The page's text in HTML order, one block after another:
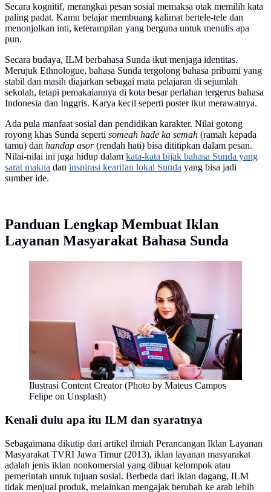
Secara kognitif, merangkai pesan sosial memaksa otak memilih kata
paling padat. Kamu belajar membuang kalimat bertele-tele dan
menonjolkan inti, keterampilan yang berguna untuk menulis apa
pun.
Secara budaya, ILM berbahasa Sunda ikut menjaga identitas.
Merujuk Ethnologue, bahasa Sunda tergolong bahasa pribumi yang
stabil dan masih diajarkan sebagai mata pelajaran di sejumlah
sekolah, tetapi pemakaiannya di kota besar perlahan tergerus bahasa
Indonesia dan Inggris. Karya kecil seperti poster ikut merawatnya.
Ada pula manfaat sosial dan pendidikan karakter. Nilai gotong
royong khas Sunda seperti someah hade ka semah (ramah kepada
tamu) dan handap asor(rendah hati) bisa dititipkan dalam pesan.
Nilai-nilai ini juga hidup dalam kata-kata bijak bahasa Sunda yang
sarat makna dan inspirasi kearifan lokal Sunda yang bisa jadi
sumber ide.
Panduan Lengkap Membuat Iklan
Layanan Masyarakat Bahasa Sunda
Ilustrasi Content Creator (Photo by Mateus Campos
Felipe on Unsplash)
Kenali dulu apa itu ILM dan syaratnya
Sebagaimana dikutip dari artikel ilmiah Perancangan Iklan Layanan
Masyarakat TVRI Jawa Timur (2013), iklan layanan masyarakat
adalah jenis iklan nonkomersial yang dibuat kelompok atau
pemerintah untuk tujuan sosial. Berbeda dari iklan dagang, ILM
tidak menjual produk, melainkan mengajak berubah ke arah lebih